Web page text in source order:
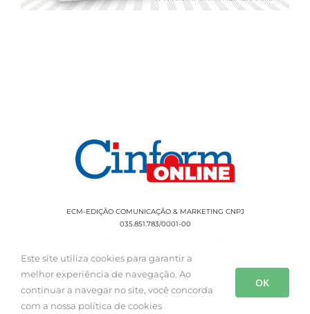
ECM-EDIÇÃO COMUNICAÇÃO & MARKETING CNPJ
035.851.783/0001-00
Rua Sílvio Cesar Leite, 90 Salgado Filho -
Aracaju, SE, CEP: 49020-060 Fone: +55 79
Este site utiliza cookies para garantir a
melhor experiência de navegação. Ao
continuar a navegar no site, você concorda
com a nossa política de cookies
OK